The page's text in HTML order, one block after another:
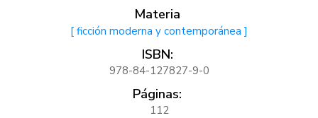
Materia
[ ficción moderna y contemporánea ]
ISBN:
978-84-127827-9-0
Páginas:
112